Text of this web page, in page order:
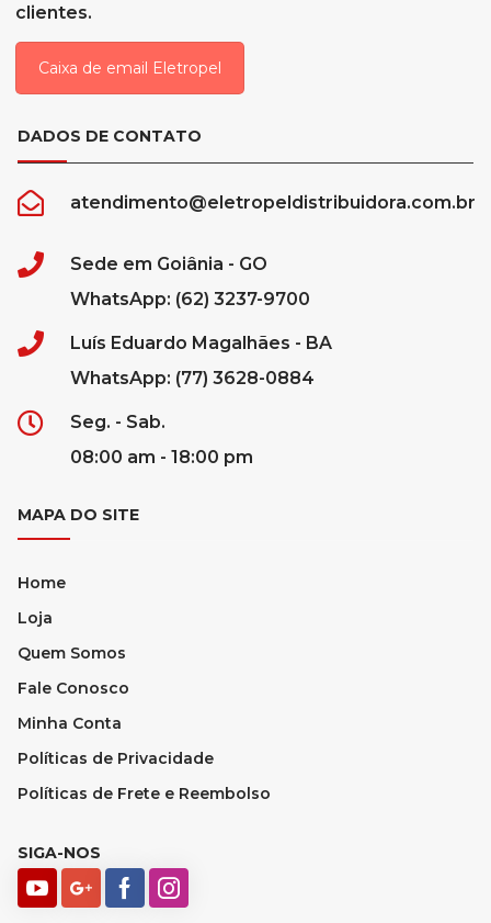
clientes.
Caixa de email Eletropel
DADOS DE CONTATO
atendimento@eletropeldistribuidora.com.br
Sede em Goiânia - GO
WhatsApp: (62) 3237-9700
Luís Eduardo Magalhães - BA
WhatsApp: (77) 3628-0884
Seg. - Sab.
08:00 am - 18:00 pm
MAPA DO SITE
Home
Loja
Quem Somos
Fale Conosco
Minha Conta
Políticas de Privacidade
Políticas de Frete e Reembolso
SIGA-NOS